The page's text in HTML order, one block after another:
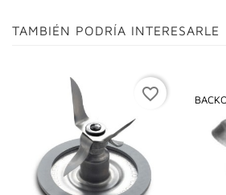
TAMBIÉN PODRÍA INTERESARLE
favorite_border